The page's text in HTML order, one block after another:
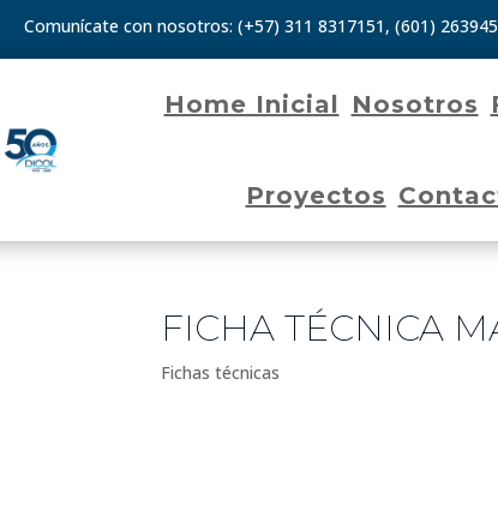
Comunícate con nosotros: (+57) 311 8317151, (601)
Home Inicial Nosotros
Proyectos
FICHA TÉCNICA
Fichas técnicas